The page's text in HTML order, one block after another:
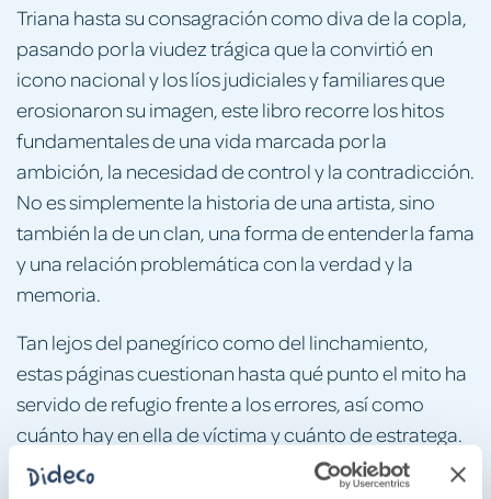
Triana hasta su consagración como diva de la copla,
pasando por la viudez trágica que la convirtió en
icono nacional y los líos judiciales y familiares que
erosionaron su imagen, este libro recorre los hitos
fundamentales de una vida marcada por la
ambición, la necesidad de control y la contradicción.
No es simplemente la historia de una artista, sino
también la de un clan, una forma de entender la fama
y una relación problemática con la verdad y la
memoria.
Tan lejos del panegírico como del linchamiento,
estas páginas cuestionan hasta qué punto el mito ha
servido de refugio frente a los errores, así como
cuánto hay en ella de víctima y cuánto de estratega.
Un retrato bien documentado de un personaje que